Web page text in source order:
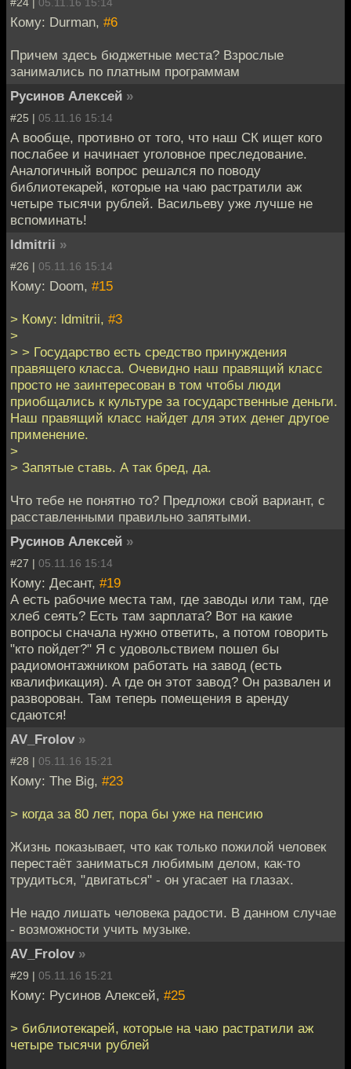
Кому: Durman, #6
Причем здесь бюджетные места? Взрослые
занимались по платным программам
Русинов Алексей »
#25 | 05.11.16 15:14
А вообще, противно от того, что наш СК ищет кого
послабее и начинает уголовное преследование.
Аналогичный вопрос решался по поводу
библиотекарей, которые на чаю растратили аж
четыре тысячи рублей. Васильеву уже лучше не
вспоминать!
ldmitrii »
#26 | 05.11.16 15:14
Кому: Doom, #15
> Кому: ldmitrii, #3
>
> > Государство есть средство принуждения
правящего класса. Очевидно наш правящий класс
просто не заинтересован в том чтобы люди
приобщались к культуре за государственные деньги.
Наш правящий класс найдет для этих денег другое
применение.
>
> Запятые ставь. А так бред, да.
Что тебе не понятно то? Предложи свой вариант, с
расставленными правильно запятыми.
Русинов Алексей »
#27 | 05.11.16 15:14
Кому: Десант, #19
А есть рабочие места там, где заводы или там, где
хлеб сеять? Есть там зарплата? Вот на какие
вопросы сначала нужно ответить, а потом говорить
"кто пойдет?" Я с удовольствием пошел бы
радиомонтажником работать на завод (есть
квалификация). А где он этот завод? Он развален и
разворован. Там теперь помещения в аренду
сдаются!
AV_Frolov »
#28 | 05.11.16 15:21
Кому: The Big, #23
> когда за 80 лет, пора бы уже на пенсию
Жизнь показывает, что как только пожилой человек
перестаёт заниматься любимым делом, как-то
трудиться, "двигаться" - он угасает на глазах.
Не надо лишать человека радости. В данном случае
- возможности учить музыке.
AV_Frolov »
#29 | 05.11.16 15:21
Кому: Русинов Алексей, #25
> библиотекарей, которые на чаю растратили аж
четыре тысячи рублей